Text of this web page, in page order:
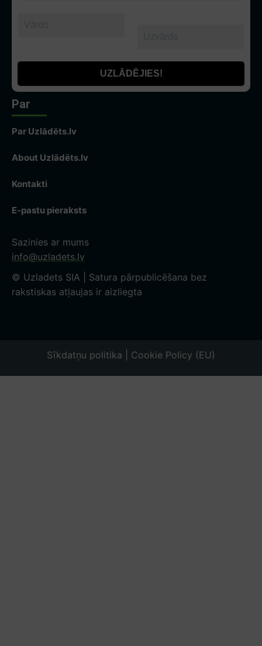
Par
Par Uzlādēts.lv
About Uzlādēts.lv
Kontakti
E-pastu pieraksts
Sazinies ar mums
info@uzladets.lv
© Uzladets SIA | Satura pārpublicēšana bez
rakstiskas atļaujas ir aizliegta
Sīkdatņu politika | Cookie Policy (EU)